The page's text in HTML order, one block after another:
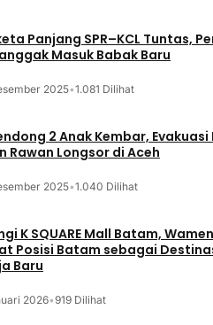
Panjang SPR–KCL Tuntas,
Masuk Babak Baru
2025•1.081 Dilihat
2 Anak Kembar,
Rawan Longsor di Aceh
2025•1.040 Dilihat
K SQUARE Mall Batam,
Posisi Batam sebagai
Baru
2026•919 Dilihat